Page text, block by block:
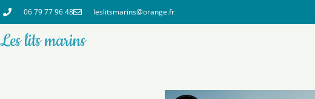
06 79 77 96 48 leslitsmarins@orange.fr
Les lits marins